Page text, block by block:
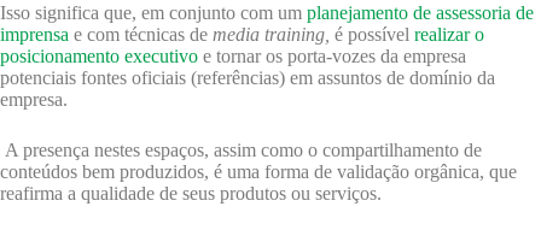
Isso significa que, em conjunto com um planejamento de assessoria de
imprensa e com técnicas de media training, é possível realizar o
posicionamento executivo e tornar os porta-vozes da empresa
potenciais fontes oficiais (referências) em assuntos de domínio da
empresa.
A presença nestes espaços, assim como o compartilhamento de
conteúdos bem produzidos, é uma forma de validação orgânica, que
reafirma a qualidade de seus produtos ou serviços.